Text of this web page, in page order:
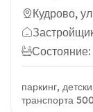
Кудрово,
паркинг,
транспорта